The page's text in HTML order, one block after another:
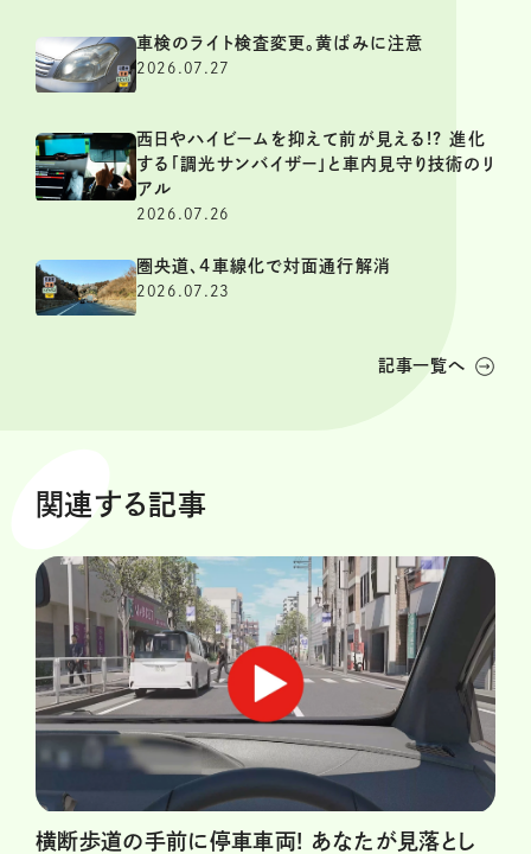
車検のライト検査変更。黄ばみに注意
2026.07.27
西日やハイビームを抑えて前が見える!? 進化
する「調光サンバイザー」と車内見守り技術のリ
アル
2026.07.26
圏央道、4車線化で対面通行解消
2026.07.23
記事一覧へ
関連する記事
横断歩道の手前に停車車両! あなたが見落とし